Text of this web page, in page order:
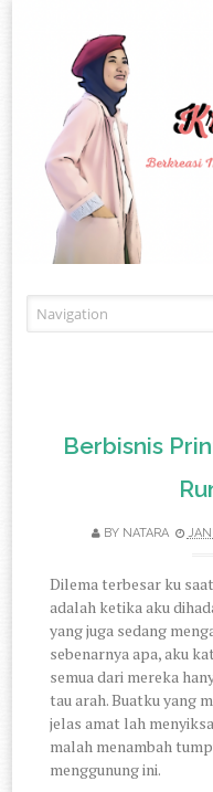
Berbisnis
BY NATARA
Dilema terbesar ku
adalah ketika aku
yang juga sedang
sebenarnya apa, aku
semua dari mereka
tau arah. Buatku yang
jelas amat lah
malah menambah
menggunung ini.